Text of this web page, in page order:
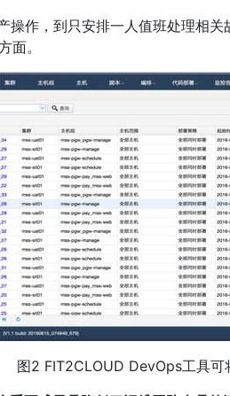
操作，到只安排一人值班处理相
面。
图2 FIT2CLOUD DevOps工具可